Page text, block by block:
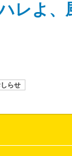
ハレよ
らせ